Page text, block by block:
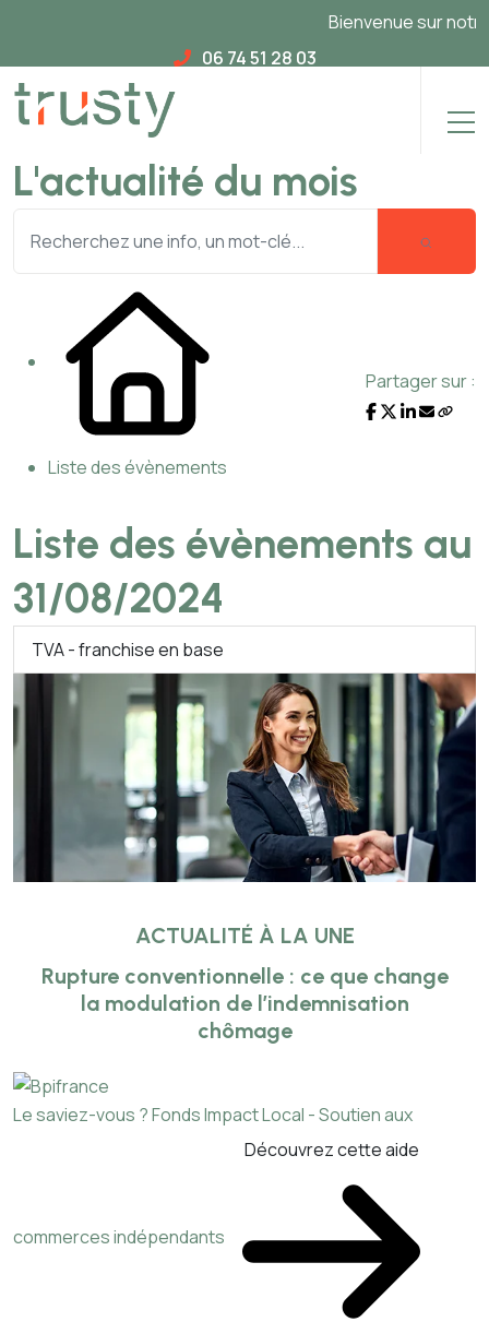
Bienvenue sur notre
06 74 51 28 03
L'actualité du mois
Liste des évènements
Partager sur :
Liste des évènements au
31/08/2024
TVA - franchise en base
ACTUALITÉ À LA UNE
Rupture conventionnelle : ce que change
la modulation de l’indemnisation
chômage
Le saviez-vous ?Fonds Impact Local - Soutien aux
commerces indépendants
Découvrez cette aide